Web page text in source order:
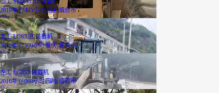
山工 SEM652D 装载机
2019年 | 7465小时山东-烟台市
10.5万
龙工 LG833B 装载机
2012年 | 7500小时重庆-重庆市
4.8 万
龙工 LG855 装载机
2016年 | 6000小时四川-成都市
4.5 万